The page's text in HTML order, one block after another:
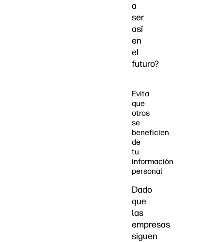
a
ser
así
en
el
futuro?
Evita
que
otros
se
beneficien
de
tu
información
personal
Dado
que
las
empresas
siguen